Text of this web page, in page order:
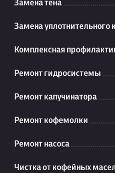
Замена тена
Замена уплотнительного
Комплексная
Ремонт гидросистемы
Ремонт капучинатора
Ремонт кофемолки
Ремонт насоса
Чистка от кофейных